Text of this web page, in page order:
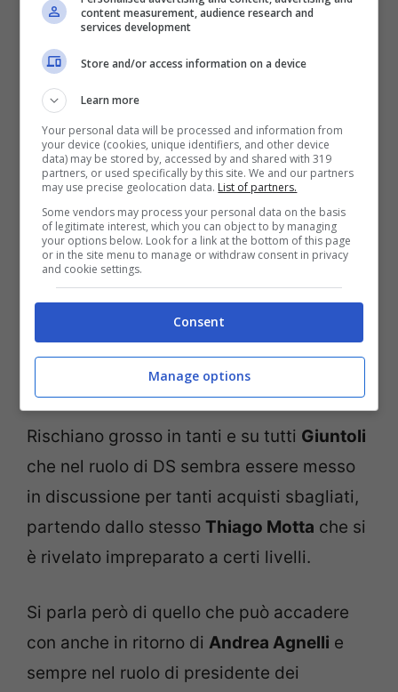
Juventus, ritorno Agnelli: c’è la svolta (la presse foto) –
Rischiano grosso in tanti e su tutti Giuntoli
che nel ruolo di DS sembra essere messo
in discussione per tanti acquisti sbagliati,
partendo dallo stesso Thiago Motta che si
è rivelato impreparato a certi livelli.
Si parla però di quello che può accadere
con anche in ritorno di Andrea Agnelli e
sempre nel ruolo di presidente dei
content measurement, audience research and
services development
Store and/or access information on a device
Learn more
Your personal data will be processed and information from
your device (cookies, unique identifiers, and other device
data) may be stored by, accessed by and shared with 319
partners, or used specifically by this site. We and our partners
may use precise geolocation data. List of partners.
Some vendors may process your personal data on the basis
of legitimate interest, which you can object to by managing
your options below. Look for a link at the bottom of this page
or in the site menu to manage or withdraw consent in privacy
and cookie settings.
Consent
Manage options